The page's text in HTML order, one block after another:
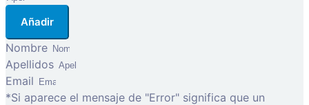
Añadir
Nombre
Apellidos
Email
*Si aparece el mensaje de "Error" significa que un